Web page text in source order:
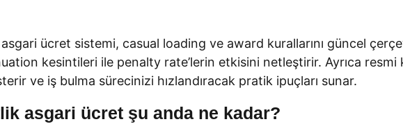
ücret sistemi, casual loading ve award kurallarını güncel
kesintileri ile penalty rate’lerin etkisini netleştirir. Ayrıca resmi
ve iş bulma sürecinizi hızlandıracak pratik ipuçları sunar.
asgari ücret şu anda ne kadar?